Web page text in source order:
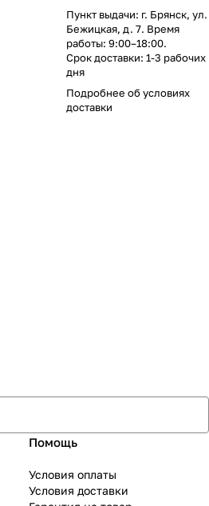
Пункт выдачи: г. Брянск, ул.
Бежицкая, д. 7. Время
работы: 9:00–18:00.
Срок доставки: 1-3 рабочих
дня
Подробнее обусловиях
доставки
Помощь
Условия оплаты
Условия доставки